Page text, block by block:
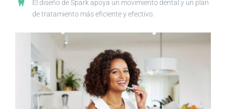
El diseño de Spark apoya un movimiento dental y un plan
de tratamiento más eficiente y efectivo.